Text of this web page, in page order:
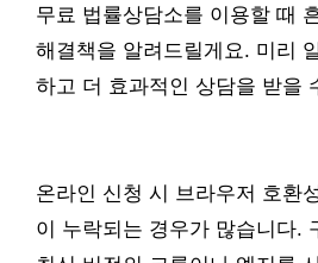
무료 법률상담소를 이용할 때
해결책을 알려드릴게요. 미리
하고 더 효과적인 상담을 받을
온라인 신청 시 브라우저 호환
이 누락되는 경우가 많습니다.